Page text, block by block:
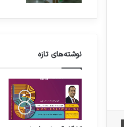
نوشته‌های تازه